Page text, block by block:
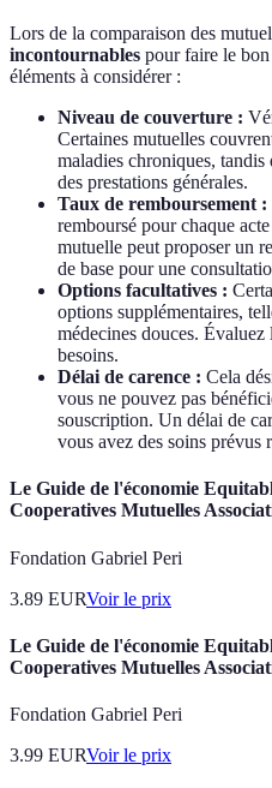
Lors de la comparaison des
incontournables pour faire le
éléments à considérer :
Niveau de couverture :
Certaines mutuelles
maladies chroniques, tandis
des prestations générales.
Taux de remboursement :
remboursé pour chaque
mutuelle peut proposer un
de base pour une
Options facultatives :
options supplémentaires,
médecines douces.
besoins.
Délai de carence : Cela
vous ne pouvez pas
souscription. Un délai de
vous avez des soins prévus
Le Guide de l'économie
Cooperatives Mutuelles
Fondation Gabriel Peri
3.89 EURVoir le prix
Le Guide de l'économie
Cooperatives Mutuelles
Fondation Gabriel Peri
3.99 EURVoir le prix